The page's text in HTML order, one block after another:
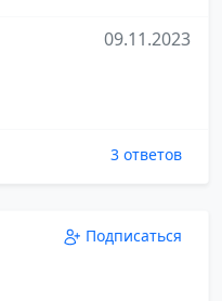
09.11.2023
3 ответов
Подписаться